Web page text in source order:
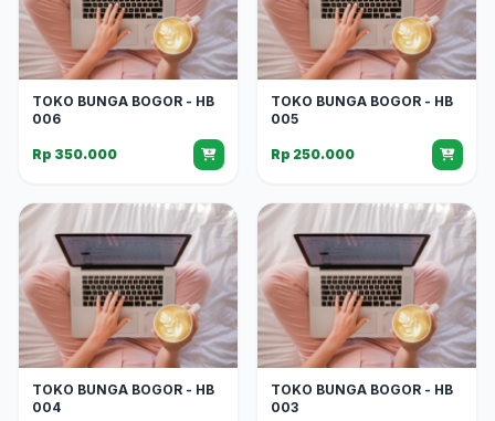
TOKO BUNGA BOGOR - HB
006
Rp 350.000
TOKO BUNGA BOGOR - HB
005
Rp 250.000
TOKO BUNGA BOGOR - HB
004
TOKO BUNGA BOGOR - HB
003